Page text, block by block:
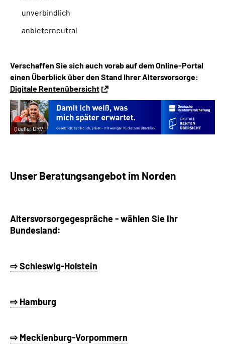
unverbindlich
anbieterneutral
Verschaffen Sie sich auch vorab auf dem Online-Portal
einen Überblick über den Stand Ihrer Altersvorsorge:
Digitale Rentenübersicht
Quelle:DRV
Unser Beratungsangebot im Norden
Altersvorsorgegespräche - wählen Sie Ihr
Bundesland:
⇨ Schleswig-Holstein
⇨ Hamburg
⇨ Mecklenburg-Vorpommern